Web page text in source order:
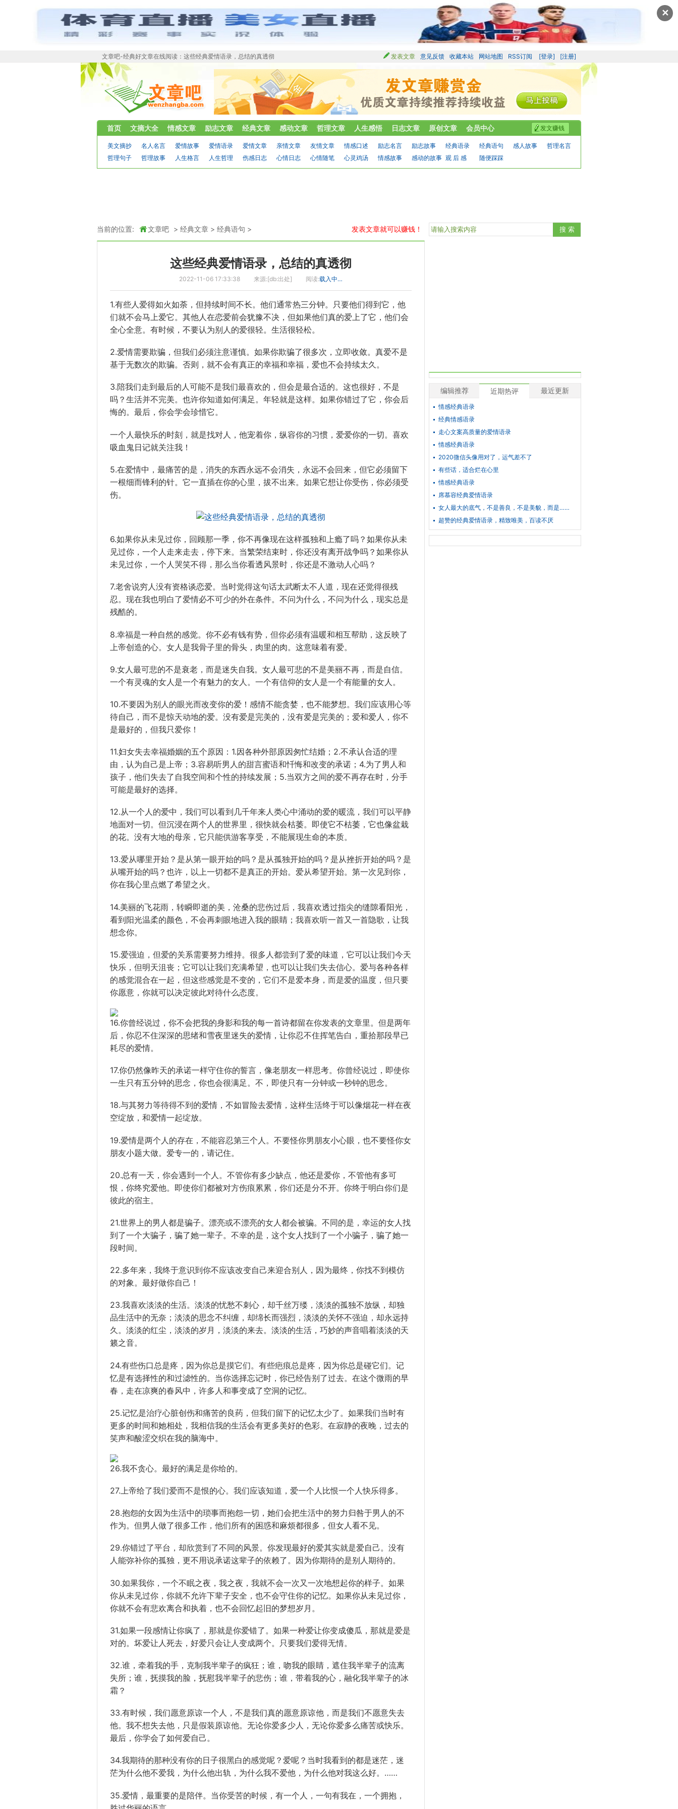
✕
文章吧-经典好文章在线阅读：这些经典爱情语录，总结的真透彻 发表文章 意见反馈 收藏本站 网站地图 RSS订阅 [登录] [注册]
发文赚钱
首页 文摘大全 情感文章 励志文章 经典文章 感动文章 哲理文章 人生感悟 日志文章 原创文章 会员中心
美文摘抄 名人名言 爱情故事 爱情语录 爱情文章 亲情文章 友情文章 情感口述 励志名言 励志故事 经典语录 经典语句 感人故事
哲理名言
哲理句子
哲理故事 人生格言 人生哲理 伤感日志 心情日志 心情随笔 心灵鸡汤 情感故事 感动的故事 观 后 感 随便踩踩
当前的位置: 文章吧 > 经典文章 > 经典语句 > 发表文章就可以赚钱！
这些经典爱情语录，总结的真透彻
2022-11-06 17:33:38 来源:[db:出处] 阅读:载入中…
1.有些人爱得如火如荼，但持续时间不长。他们通常热三分钟。只要他们得到它，他
们就不会马上爱它。其他人在恋爱前会犹豫不决，但如果他们真的爱上了它，他们会
全心全意。有时候，不要认为别人的爱很轻。生活很轻松。
2.爱情需要欺骗，但我们必须注意谨慎。如果你欺骗了很多次，立即收敛。真爱不是
基于无数次的欺骗。否则，就不会有真正的幸福和幸福，爱也不会持续太久。
3.陪我们走到最后的人可能不是我们最喜欢的，但会是最合适的。这也很好，不是
吗？生活并不完美。也许你知道如何满足。年轻就是这样。如果你错过了它，你会后
悔的。最后，你会学会珍惜它。
一个人最快乐的时刻，就是找对人，他宠着你，纵容你的习惯，爱爱你的一切。喜欢
吸血鬼日记就关注我！
5.在爱情中，最痛苦的是，消失的东西永远不会消失，永远不会回来，但它必须留下
一根细而锋利的针。它一直插在你的心里，拔不出来。如果它想让你受伤，你必须受
伤。
6.如果你从未见过你，回顾那一季，你不再像现在这样孤独和上瘾了吗？如果你从未
见过你，一个人走来走去，停下来。当繁荣结束时，你还没有离开战争吗？如果你从
未见过你，一个人哭笑不得，那么当你看透风景时，你还是不激动人心吗？
7.老舍说穷人没有资格谈恋爱。当时觉得这句话太武断太不人道，现在还觉得很残
忍。现在我也明白了爱情必不可少的外在条件。不问为什么，不问为什么，现实总是
残酷的。
8.幸福是一种自然的感觉。你不必有钱有势，但你必须有温暖和相互帮助，这反映了
上帝创造的心。女人是我骨子里的骨头，肉里的肉。这意味着有爱。
9.女人最可悲的不是衰老，而是迷失自我。女人最可悲的不是美丽不再，而是自信。
一个有灵魂的女人是一个有魅力的女人。一个有信仰的女人是一个有能量的女人。
10.不要因为别人的眼光而改变你的爱！感情不能贪婪，也不能梦想。我们应该用心等
待自己，而不是惊天动地的爱。没有爱是完美的，没有爱是完美的；爱和爱人，你不
是最好的，但我只爱你！
11.妇女失去幸福婚姻的五个原因：1.因各种外部原因匆忙结婚；2.不承认合适的理
由，认为自己是上帝；3.容易听男人的甜言蜜语和忏悔和改变的承诺；4.为了男人和
孩子，他们失去了自我空间和个性的持续发展；5.当双方之间的爱不再存在时，分手
可能是最好的选择。
12.从一个人的爱中，我们可以看到几千年来人类心中涌动的爱的暖流，我们可以平静
地面对一切。但沉浸在两个人的世界里，很快就会枯萎。即使它不枯萎，它也像盆栽
的花。没有大地的母亲，它只能供游客享受，不能展现生命的本质。
13.爱从哪里开始？是从第一眼开始的吗？是从孤独开始的吗？是从挫折开始的吗？是
从嘴开始的吗？也许，以上一切都不是真正的开始。爱从希望开始。第一次见到你，
你在我心里点燃了希望之火。
14.美丽的飞花雨，转瞬即逝的美，沧桑的悲伤过后，我喜欢透过指尖的缝隙看阳光，
看到阳光温柔的颜色，不会再刺眼地进入我的眼睛；我喜欢听一首又一首隐歌，让我
想念你。
15.爱强迫，但爱的关系需要努力维持。很多人都尝到了爱的味道，它可以让我们今天
快乐，但明天沮丧；它可以让我们充满希望，也可以让我们失去信心。爱与各种各样
的感觉混合在一起，但这些感觉是不变的，它们不是爱本身，而是爱的温度，但只要
你愿意，你就可以决定彼此对待什么态度。
16.你曾经说过，你不会把我的身影和我的每一首诗都留在你发表的文章里。但是两年
后，你忍不住深深的思绪和雪夜里迷失的爱情，让你忍不住挥笔告白，重拾那段早已
耗尽的爱情。
17.你仍然像昨天的承诺一样守住你的誓言，像老朋友一样思考。你曾经说过，即使你
一生只有五分钟的思念，你也会很满足。不，即使只有一分钟或一秒钟的思念。
18.与其努力等待得不到的爱情，不如冒险去爱情，这样生活终于可以像烟花一样在夜
空绽放，和爱情一起绽放。
19.爱情是两个人的存在，不能容忍第三个人。不要怪你男朋友小心眼，也不要怪你女
朋友小题大做。爱专一的，请记住。
20.总有一天，你会遇到一个人。不管你有多少缺点，他还是爱你，不管他有多可
恨，你终究爱他。即使你们都被对方伤痕累累，你们还是分不开。你终于明白你们是
彼此的宿主。
21.世界上的男人都是骗子。漂亮或不漂亮的女人都会被骗。不同的是，幸运的女人找
到了一个大骗子，骗了她一辈子。不幸的是，这个女人找到了一个小骗子，骗了她一
段时间。
22.多年来，我终于意识到你不应该改变自己来迎合别人，因为最终，你找不到模仿
的对象。最好做你自己！
23.我喜欢淡淡的生活。淡淡的忧愁不刺心，却千丝万缕，淡淡的孤独不放纵，却独
品生活中的无奈；淡淡的思念不纠缠，却绵长而强烈，淡淡的关怀不强迫，却永远持
久。淡淡的红尘，淡淡的岁月，淡淡的来去。淡淡的生活，巧妙的声音唱着淡淡的天
籁之音。
24.有些伤口总是疼，因为你总是摸它们。有些疤痕总是疼，因为你总是碰它们。记
忆是有选择性的和过滤性的。当你选择忘记时，你已经告别了过去。在这个微雨的早
春，走在凉爽的春风中，许多人和事变成了空洞的记忆。
25.记忆是治疗心脏创伤和痛苦的良药，但我们留下的记忆太少了。如果我们当时有
更多的时间和她相处，我相信我的生活会有更多美好的色彩。在寂静的夜晚，过去的
笑声和酸涩交织在我的脑海中。
26.我不贪心。最好的满足是你给的。
27.上帝给了我们爱而不是恨的心。我们应该知道，爱一个人比恨一个人快乐得多。
28.抱怨的女因为生活中的琐事而抱怨一切，她们会把生活中的努力归咎于男人的不
作为。但男人做了很多工作，他们所有的困惑和麻烦都很多，但女人看不见。
29.你错过了平台，却欣赏到了不同的风景。你发现最好的爱其实就是爱自己。没有
人能弥补你的孤独，更不用说承诺这辈子的依赖了。因为你期待的是别人期待的。
30.如果我你，一个不眠之夜，我之夜，我就不会一次又一次地想起你的样子。如果
你从未见过你，你就不允许下辈子安全，也不会守住你的记忆。如果你从未见过你，
你就不会有悲欢离合和执着，也不会回忆起旧的梦想岁月。
31.如果一段感情让你疯了，那就是你爱错了。如果一种爱让你变成傻瓜，那就是爱是
对的。坏爱让人死去，好爱只会让人变成两个。只要我们爱得无情。
32.谁，牵着我的手，克制我半辈子的疯狂；谁，吻我的眼睛，遮住我半辈子的流离
失所；谁，抚摸我的脸，抚慰我半辈子的悲伤；谁，带着我的心，融化我半辈子的冰
霜？
33.有时候，我们愿意原谅一个人，不是我们真的愿意原谅他，而是我们不愿意失去
他。我不想失去他，只是假装原谅他。无论你爱多少人，无论你爱多么痛苦或快乐。
最后，你学会了如何爱自己。
34.我期待的那种没有你的日子很黑白的感觉呢？爱呢？当时我看到的都是迷茫，迷
茫为什么他不爱我，为什么他出轨，为什么我不爱他，为什么他对我这么好。……
35.爱情，最重要的是陪伴。当你受苦的时候，有一个人，一句有我在，一个拥抱，
编辑推荐 近期热评 最近更新
情感经典语录
经典情感语录
走心文案高质量的爱情语录
情感经典语录
2020微信头像用对了，运气差不了
有些话，适合烂在心里
情感经典语录
席慕容经典爱情语录
女人最大的底气，不是善良，不是美貌，而是……
超赞的经典爱情语录，精致唯美，百读不厌